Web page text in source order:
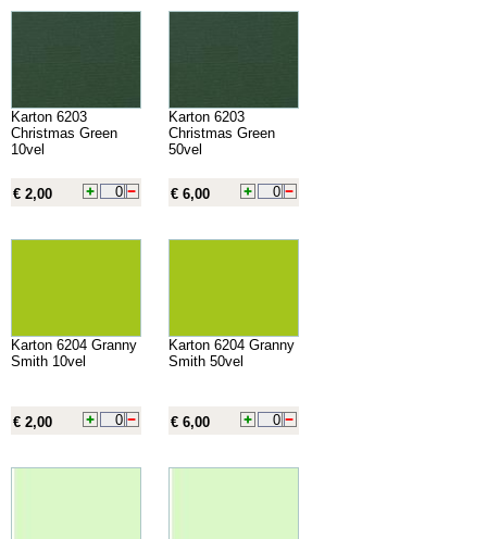
Karton 6203
Christmas Green
10vel
€ 2,00
Karton 6203
Christmas Green
50vel
€ 6,00
Karton 6204 Granny
Smith 10vel
€ 2,00
Karton 6204 Granny
Smith 50vel
€ 6,00